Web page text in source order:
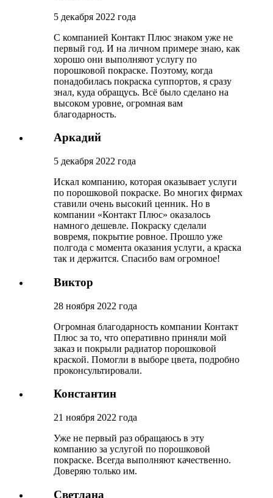
5 декабря 2022 года
С компанией Контакт Плюс знаком уже не
первый год. И на личном примере знаю, как
хорошо они выполняют услугу по
порошковой покраске. Поэтому, когда
понадобилась покраска суппортов, я сразу
знал, куда обращусь. Всё было сделано на
высоком уровне, огромная вам
благодарность.
Аркадий
5 декабря 2022 года
Искал компанию, которая оказывает услуги
по порошковой покраске. Во многих фирмах
ставили очень высокий ценник. Но в
компании «Контакт Плюс» оказалось
намного дешевле. Покраску сделали
вовремя, покрытие ровное. Прошло уже
полгода с момента оказания услуги, а краска
так и держится. Спасибо вам огромное!
Виктор
28 ноября 2022 года
Огромная благодарность компании Контакт
Плюс за то, что оперативно приняли мой
заказ и покрыли радиатор порошковой
краской. Помогли в выборе цвета, подробно
проконсультировали.
Константин
21 ноября 2022 года
Уже не первый раз обращаюсь в эту
компанию за услугой по порошковой
покраске. Всегда выполняют качественно.
Доверяю только им.
Светлана